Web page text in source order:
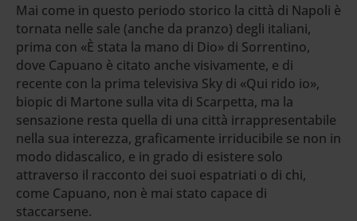
Mai come in questo periodo storico la città di Napoli è
tornata nelle sale (anche da pranzo) degli italiani,
prima con «È stata la mano di Dio» di Sorrentino,
dove Capuano è citato anche visivamente, e di
recente con la prima televisiva Sky di «Qui rido io»,
biopic di Martone sulla vita di Scarpetta, ma la
sensazione resta quella di una città irrappresentabile
nella sua interezza, graficamente irriducibile se non in
modo didascalico, e in grado di esistere solo
attraverso il racconto dei suoi espatriati o di chi,
come Capuano, non è mai stato capace di
staccarsene.